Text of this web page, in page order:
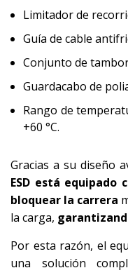
Limitador de
Guía de cable
Conjunto de
Guardacabo de
Rango de
+60 °C.
Gracias a su diseño
ESD está
bloquear la carrera
la carga,
Por esta razón, el
una solución